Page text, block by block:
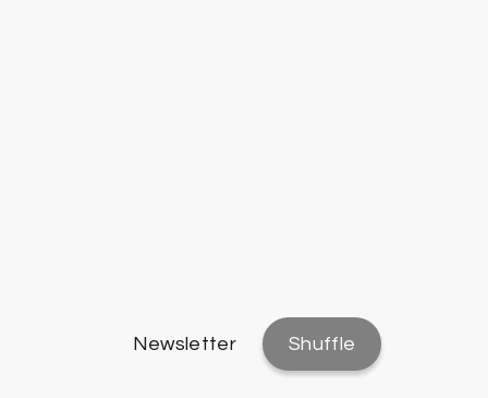
Newsletter Shuffle